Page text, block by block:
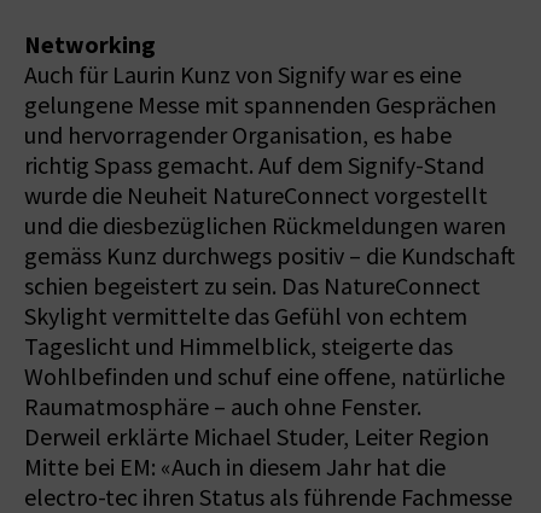
Networking
Auch für Laurin Kunz von Signify war es eine
gelungene Messe mit spannenden Gesprächen
und hervorragender Organisation, es habe
richtig Spass gemacht. Auf dem Signify-Stand
wurde die Neuheit NatureConnect vorgestellt
und die diesbezüglichen Rückmeldungen waren
gemäss Kunz durchwegs positiv – die Kundschaft
schien begeistert zu sein. Das NatureConnect
Skylight vermittelte das Gefühl von echtem
Tageslicht und Himmelblick, steigerte das
Wohlbefinden und schuf eine offene, natürliche
Raumatmosphäre – auch ohne Fenster.
Derweil erklärte Michael Studer, Leiter Region
Mitte bei EM: «Auch in diesem Jahr hat die
electro-tec ihren Status als führende Fachmesse